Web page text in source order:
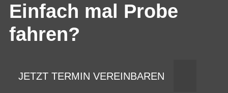
Einfach mal Probe
fahren?
JETZT TERMIN VEREINBAREN